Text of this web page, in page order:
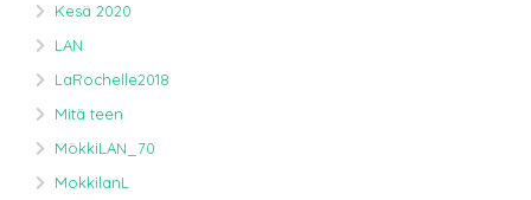
Kesä 2020
LAN
LaRochelle2018
Mitä teen
MökkiLAN_70
MokkilanL